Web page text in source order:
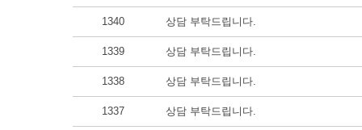
1340 상담 부탁드립니다.
1339 상담 부탁드립니다.
1338 상담 부탁드립니다.
1337 상담 부탁드립니다.